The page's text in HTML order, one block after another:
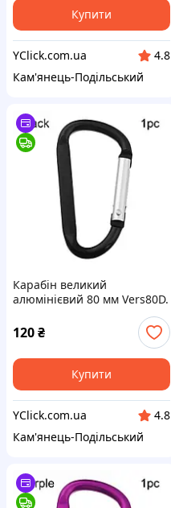
Купити
YClick.com.ua
4.8
Кам'янець-Подільський
Карабін великий
алюмінієвий 80 мм Vers80D.
Брелок карабін для ключів
80mm. Карабіни для
брелоків
120₴
Купити
YClick.com.ua
4.8
Кам'янець-Подільський